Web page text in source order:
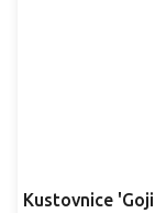
Kustovnice